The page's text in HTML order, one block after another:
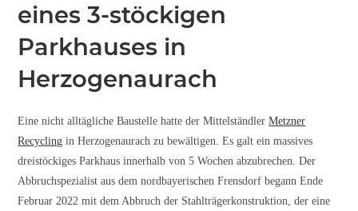
eines 3-stöckigen
Parkhauses in
Herzogenaurach
Eine nicht alltägliche Baustelle hatte der MittelständlerMetzner
Recycling in Herzogenaurach zu bewältigen. Es galt ein massives
dreistöckiges Parkhaus innerhalb von 5 Wochen abzubrechen. Der
Abbruchspezialist aus dem nordbayerischen Frensdorf begann Ende
Februar 2022 mit dem Abbruch der Stahlträgerkonstruktion, der eine